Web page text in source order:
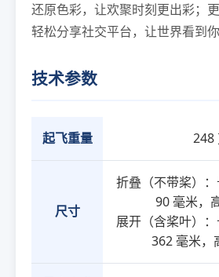
还原色彩，让欢聚时刻更出彩；
轻松分享社交平台，让世界看到你
技术参数
起飞重量 248
尺寸
折叠（不带桨）
90 毫米，
展开（含桨叶）
362 毫米，